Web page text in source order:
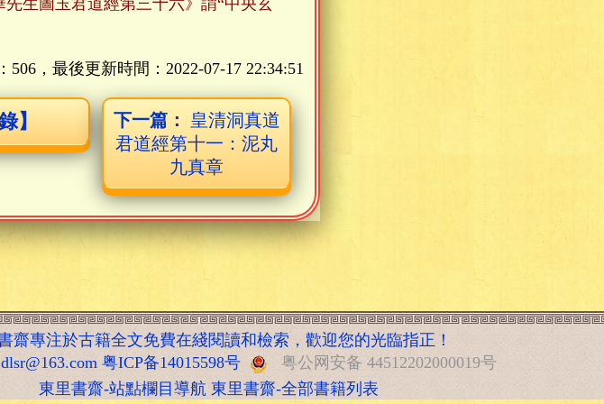
生圖玉君道經第三十六》謂“中央玄
506，最後更新時間： 2022-07-17 22:34:51
】 下一篇：
皇清洞真道
君道經第十一：泥丸
九真章
齋專注於古籍全文免費在綫閱讀和檢索，歡迎您的光臨指正！
dlsr@163.com 粤ICP备14015598号
粤公网安备 44512202000019号
東里書齋-站點欄目導航 東里書齋-全部書籍列表